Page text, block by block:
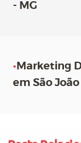
- MG
• Marketing
em São